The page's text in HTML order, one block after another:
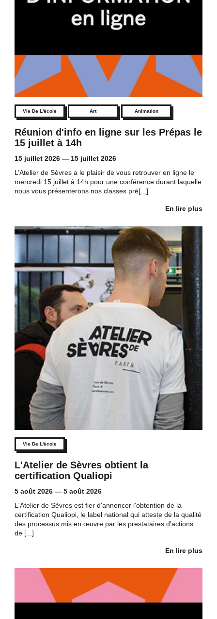
Vie De L'école Art Animation
Réunion d'info en ligne sur les Prépas le
15 juillet à 14h
15 juillet 2026 — 15 juillet 2026
L’Atelier de Sèvres a le plaisir de vous retrouver en ligne le
mercredi 15 juillet à 14h pour une conférence durant laquelle
nous vous présenterons nos classes pré[...]
En lire plus
Vie De L'école
L'Atelier de Sèvres obtient la
certification Qualiopi
5 août 2026 — 5 août 2026
L'Atelier de Sèvres est fier d'annoncer l'obtention de la
certification Qualiopi, le label national qui atteste de la qualité
des processus mis en œuvre par les prestataires d'actions
de [...]
En lire plus